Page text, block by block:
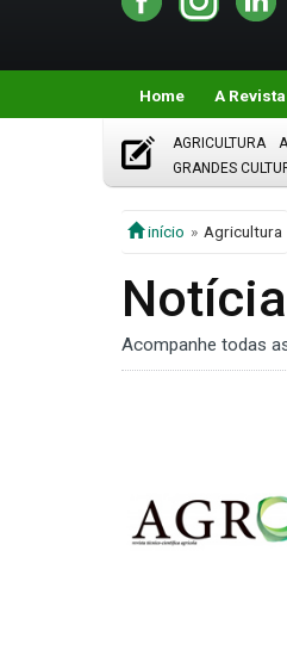
Home A Revista
AGRICULTURA
GRANDES
início Agricultura
Acompanhe todas